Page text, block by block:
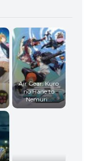
Air Gear: Kuro
no Hane to
Nemuri...